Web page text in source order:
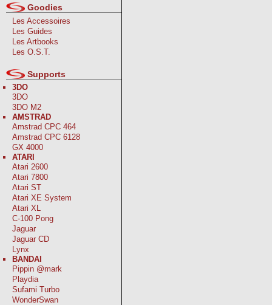
Goodies
Les Accessoires
Les Guides
Les Artbooks
Les O.S.T.
Supports
3DO
3DO
3DO M2
AMSTRAD
Amstrad CPC 464
Amstrad CPC 6128
GX 4000
ATARI
Atari 2600
Atari 7800
Atari ST
Atari XE System
Atari XL
C-100 Pong
Jaguar
Jaguar CD
Lynx
BANDAI
Pippin @mark
Playdia
Sufami Turbo
WonderSwan